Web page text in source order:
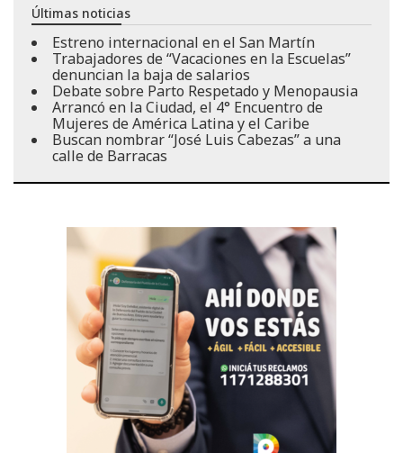
Últimas noticias
Estreno internacional en el San Martín
Trabajadores de “Vacaciones en la Escuelas”
denuncian la baja de salarios
Debate sobre Parto Respetado y Menopausia
Arrancó en la Ciudad, el 4° Encuentro de
Mujeres de América Latina y el Caribe
Buscan nombrar “José Luis Cabezas” a una
calle de Barracas